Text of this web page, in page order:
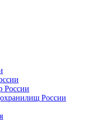
России
России